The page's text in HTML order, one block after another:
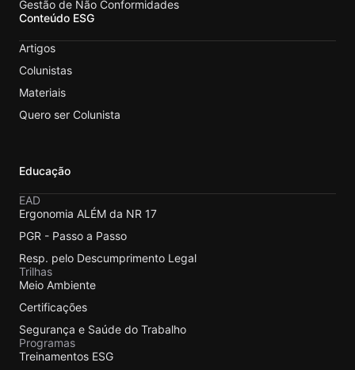
Gestão de Não Conformidades
Conteúdo ESG
Artigos
Colunistas
Materiais
Quero ser Colunista
Educação
EAD
Ergonomia ALÉM da NR 17
PGR - Passo a Passo
Resp. pelo Descumprimento Legal
Trilhas
Meio Ambiente
Certificações
Segurança e Saúde do Trabalho
Programas
Treinamentos ESG